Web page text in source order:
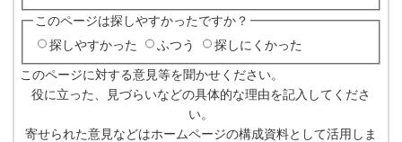
このページは探しやすかったですか？
探しやすかった
ふつう 探しにくかった
このページに対する意見等を聞かせください。
役に立った、見づらいなどの具体的な理由を記入してくださ
い。
寄せられた意見などはホームページの構成資料として活用しま